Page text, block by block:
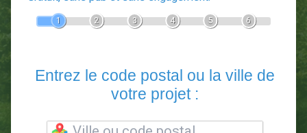
En 5 minutes, demandez3 devis comparatifs